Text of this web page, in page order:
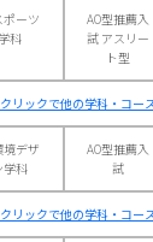
ーツ
科
AO型推薦入
試 アスリー
ト型
リックで他の学科・コー
デザ
学科
AO型推薦入
試
リックで他の学科・コー